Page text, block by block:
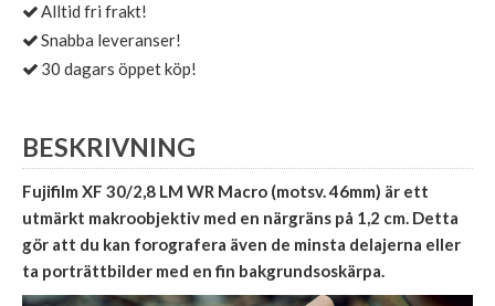
Alltid fri frakt!
Snabba leveranser!
30 dagars öppet köp!
BESKRIVNING
Fujifilm XF 30/2,8 LM WR Macro (motsv. 46mm) är ett
utmärkt makroobjektiv med en närgräns på 1,2 cm. Detta
gör att du kan forografera även de minsta delajerna eller
ta porträttbilder med en fin bakgrundsoskärpa.